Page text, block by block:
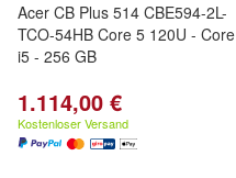
Acer CB Plus 514 CBE594-2L-
TCO-54HB Core 5 120U - Core
i5 - 256 GB
1.114,00 €
Kostenloser Versand